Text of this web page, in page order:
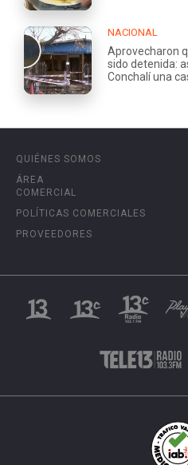
NACIONAL
Aprovecharon
sido detenida:
Conchalí una
QUIÉNES SOMOS
ÁREA
COMERCIAL
POLÍTICAS COMERCIALES
PROVEEDORES